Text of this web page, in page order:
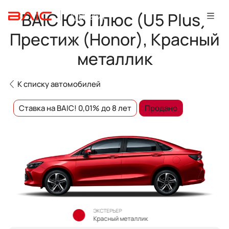
BAIC Ю5 Плюс (U5 Plus)
Престиж (Honor), Красный
металлик
К списку автомобилей
Ставка на BAIC! 0,01% до 8 лет Продано
ЭКСТЕРЬЕР
Красный металлик